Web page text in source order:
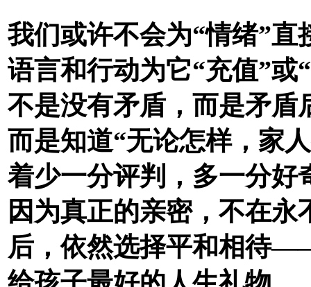
我们或许不会为“情绪”
语言和行动为它“充值”
不是没有矛盾，而是矛盾
而是知道“无论怎样，家
着少一分评判，多一分好
因为真正的亲密，不在
后，依然选择平和相待